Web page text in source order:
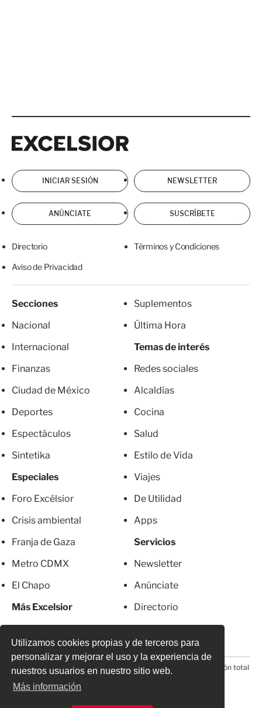
Utilizamos cookies propias y de terceros para
personalizar y mejorar el uso y la experiencia de
nuestros usuarios en nuestro sitio web.
Más información
INICIAR SESIÓN NEWSLETTER
ANÚNCIATE SUSCRÍBETE
Directorio Términos y Condiciones
Aviso de Privacidad
Secciones
Nacional
Internacional
Finanzas
Ciudad de México
Deportes
Espectáculos
Sintetika
Especiales
Foro Excélsior
Crisis ambiental
Franja de Gaza
Metro CDMX
El Chapo
Más Excelsior
Suplementos
Última Hora
Temas de interés
Redes sociales
Alcaldías
Cocina
Salud
Estilo de Vida
Viajes
De Utilidad
Apps
Servicios
Newsletter
Anúnciate
Directorio
© 2026 Todos los derechos reservados. Prohibida la reproducción total
o parcial, incluyendo cualquier medio electrónico*